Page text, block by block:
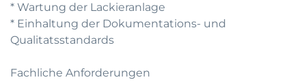
* Wartung der Lackieranlage
* Einhaltung der Dokumentations- und
Qualitatsstandards
Fachliche Anforderungen